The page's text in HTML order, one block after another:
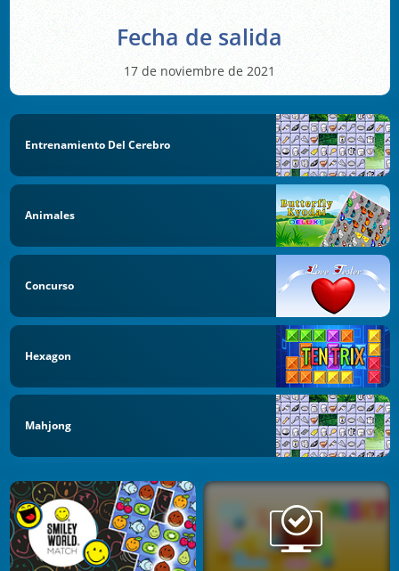
Fecha de salida
17 de noviembre de 2021
Entrenamiento Del Cerebro
Animales
Concurso
Hexagon
Mahjong